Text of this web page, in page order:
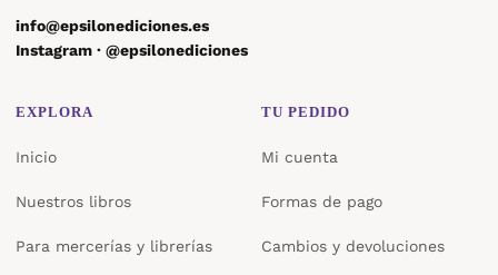
info@epsilonediciones.es
Instagram · @epsilonediciones
EXPLORA
Inicio
Nuestros libros
Para mercerías y librerías
TU PEDIDO
Mi cuenta
Formas de pago
Cambios y devoluciones